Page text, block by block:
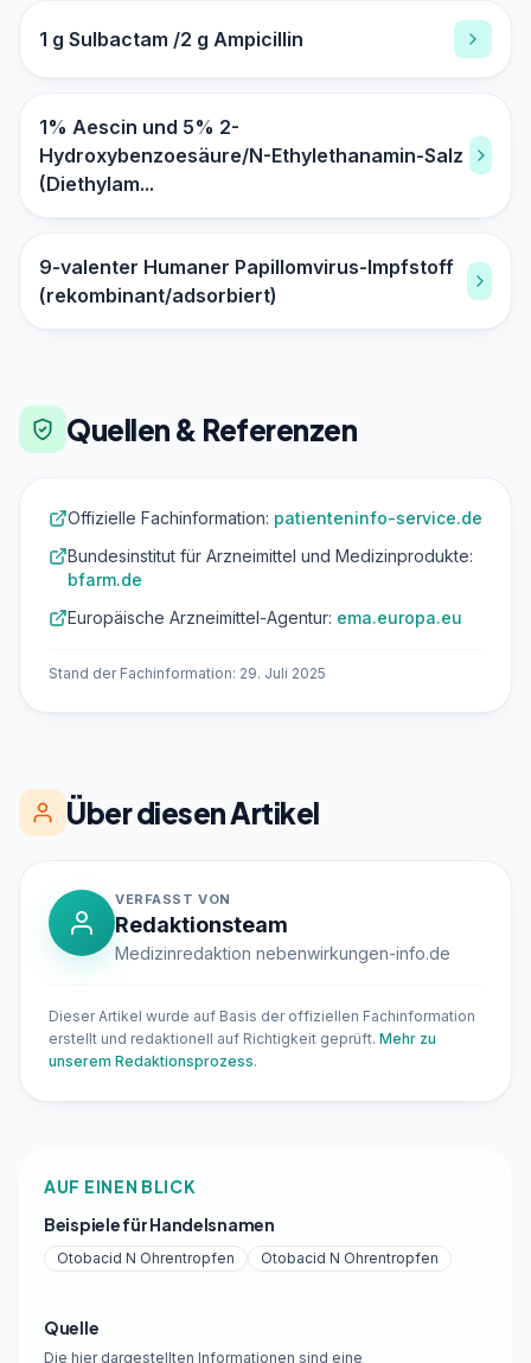
1 g Sulbactam /2 g Ampicillin
1% Aescin und 5% 2-
Hydroxybenzoesäure/N-Ethylethanamin-Salz
(Diethylam...
9-valenter Humaner Papillomvirus-Impfstoff
(rekombinant/adsorbiert)
Quellen & Referenzen
Offizielle Fachinformation: patienteninfo-service.de
Bundesinstitut für Arzneimittel und Medizinprodukte:
bfarm.de
Europäische Arzneimittel-Agentur: ema.europa.eu
Stand der Fachinformation: 29. Juli 2025
Über diesen Artikel
VERFASST VON
Redaktionsteam
Medizinredaktion nebenwirkungen-info.de
Dieser Artikel wurde auf Basis der offiziellen Fachinformation
erstellt und redaktionell auf Richtigkeit geprüft. Mehr zu
unserem Redaktionsprozess.
AUF EINEN BLICK
Beispiele für Handelsnamen
Otobacid N Ohrentropfen Otobacid N Ohrentropfen
Quelle
Die hier dargestellten Informationen sind eine